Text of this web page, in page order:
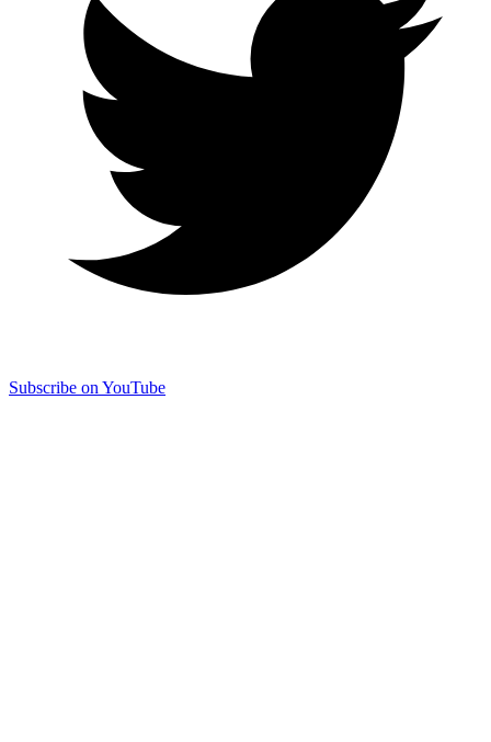
Subscribe on YouTube